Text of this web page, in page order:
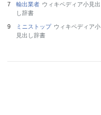
輸出業者 ウィキペディア小見出
し辞書
ミニストップ ウィキペディア小
見出し辞書